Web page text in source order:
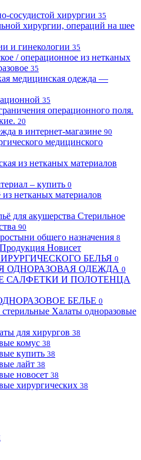
сосудистой хирургии 35
хирургии, операций на шее
и гинекологии 35
/ операционное из нетканых
35
медицинская одежда —
35
операционного поля.
20
в интернет-магазине 90
медицинского
из нетканых материалов
– купить 0
из нетканых материалов
Стерильное
90
общего назначения 8
Продукция Новисет
БЕЛЬЯ 0
ОДНОРАЗОВАЯ ОДЕЖДА 0
САЛФЕТКИ И ПОЛОТЕНЦА
БЕЛЬЕ 0
Халаты одноразовые
для хирургов 38
комус 38
купить 38
лайт 38
новосет 38
хирургических 38